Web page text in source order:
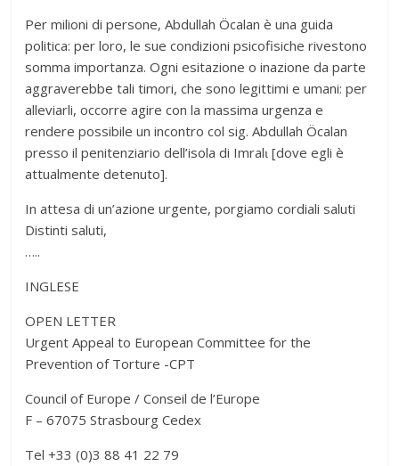
Per milioni di persone, Abdullah Öcalan è una guida
politica: per loro, le sue condizioni psicofisiche rivestono
somma importanza. Ogni esitazione o inazione da parte
aggraverebbe tali timori, che sono legittimi e umani: per
alleviarli, occorre agire con la massima urgenza e
rendere possibile un incontro col sig. Abdullah Öcalan
presso il penitenziario dell’isola di Imralɩ [dove egli è
attualmente detenuto].
In attesa di un’azione urgente, porgiamo cordiali saluti
Distinti saluti,
…..
INGLESE
OPEN LETTER
Urgent Appeal to European Committee for the
Prevention of Torture -CPT
Council of Europe / Conseil de l’Europe
F – 67075 Strasbourg Cedex
Tel +33 (0)3 88 41 22 79